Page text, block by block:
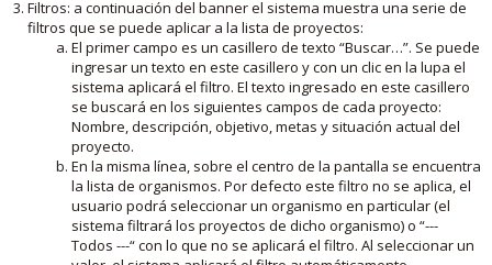
Filtros: a continuación del banner el sistema muestra una serie de
filtros que se puede aplicar a la lista de proyectos:
El primer campo es un casillero de texto “Buscar…”. Se puede
ingresar un texto en este casillero y con un clic en la lupa el
sistema aplicará el filtro. El texto ingresado en este casillero
se buscará en los siguientes campos de cada proyecto:
Nombre, descripción, objetivo, metas y situación actual del
proyecto.
En la misma línea, sobre el centro de la pantalla se encuentra
la lista de organismos. Por defecto este filtro no se aplica, el
usuario podrá seleccionar un organismo en particular (el
sistema filtrará los proyectos de dicho organismo) o “---
Todos ---“ con lo que no se aplicará el filtro. Al seleccionar un